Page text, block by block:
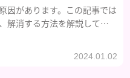
因があります。この記事では
解消する方法を解説してい
2024.01.02